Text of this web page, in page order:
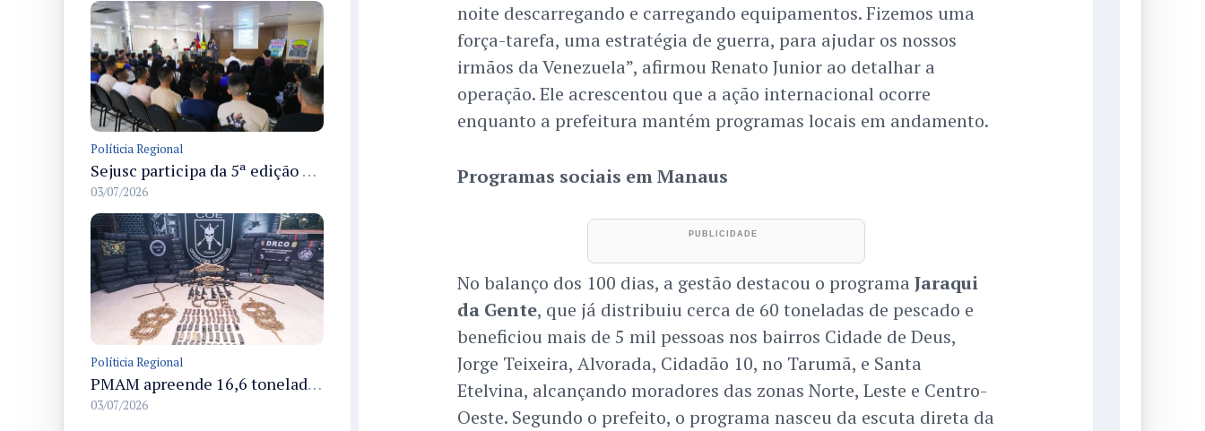
Políticia Regional
Sejusc participa da 5ª edição do Caminhos Literários com foco na cultura hip-hop nas unidades socioeducativas
03/07/2026
Políticia Regional
PMAM apreende 16,6 toneladas de entorpecentes e registra aumento nas prisões em flagrante e nas capturas de foragidos no primeiro semestre de 2026
03/07/2026
noite descarregando e carregando equipamentos. Fizemos uma
força-tarefa, uma estratégia de guerra, para ajudar os nossos
irmãos da Venezuela”, afirmou Renato Junior ao detalhar a
operação. Ele acrescentou que a ação internacional ocorre
enquanto a prefeitura mantém programas locais em andamento.
Programas sociais em Manaus
No balanço dos 100 dias, a gestão destacou o programa Jaraqui
da Gente, que já distribuiu cerca de 60 toneladas de pescado e
beneficiou mais de 5 mil pessoas nos bairros Cidade de Deus,
Jorge Teixeira, Alvorada, Cidadão 10, no Tarumã, e Santa
Etelvina, alcançando moradores das zonas Norte, Leste e Centro-
Oeste. Segundo o prefeito, o programa nasceu da escuta direta da